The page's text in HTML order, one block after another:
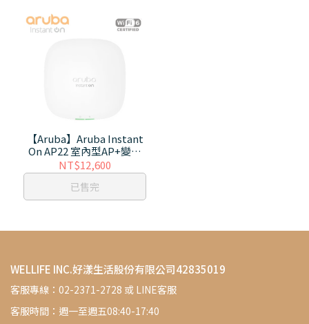
【Aruba】Aruba Instant
On AP22 室內型AP+變壓
器(R4W02A+ WT-PS12V-
AION-L)
NT$12,600
已售完
WELLIFE INC.好漾生活股份有限公司42835019
客服專線：02-2371-2728 或 LINE客服
客服時間：週一至週五08:40-17:40